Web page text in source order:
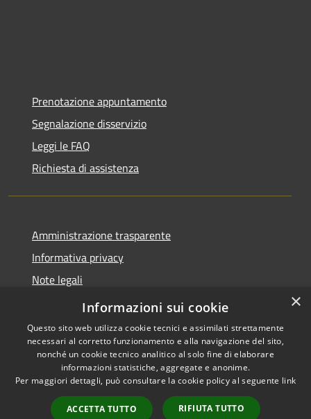
Prenotazione appuntamento
Segnalazione disservizio
Leggi le FAQ
Richiesta di assistenza
Amministrazione trasparente
Informativa privacy
Note legali
Dichiarazione di accessibilità
Accessibilità
Copyright © 2026 • Comune di
Borgo Virgilio • Powered by
Municipium•
Accesso
×
Informazioni sui cookie
Questo sito web utilizza cookie tecnici e assimilati strettamente
necessari al corretto funzionamento e alla navigazione del sito,
nonché un cookie tecnico analitico al solo fine di elaborare
informazioni statistiche, aggregate e anonime.
Per maggiori dettagli, può consultare la cookie policy al seguente link
ACCETTA TUTTO RIFIUTA TUTTO